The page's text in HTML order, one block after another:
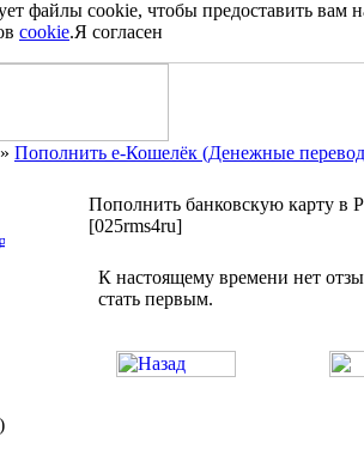
файлы cookie, чтобы предоставить
cookie.Я согласен
» Пополнить e-Кошелёк (Денежные
Пополнить банковскую карту в
[025rms4ru]
К настоящему времени нет
стать первым.